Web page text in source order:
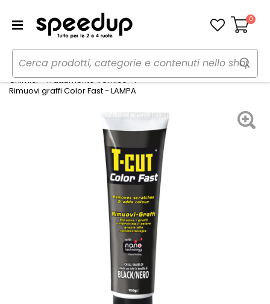
Carrello
0
Home Auto
Cura dell'auto
Chimici - Trattamento Vernice
Rimuovi graffi Color Fast - LAMPA